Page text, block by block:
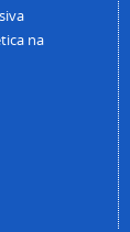
na